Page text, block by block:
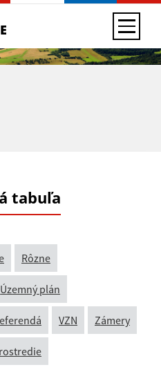
tabuľa
Rôzne
Územný plán
VZN Zámery